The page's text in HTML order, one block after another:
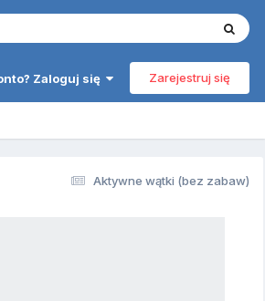
Zaloguj się Zarejestruj się
Aktywne wątki (bez zabaw)